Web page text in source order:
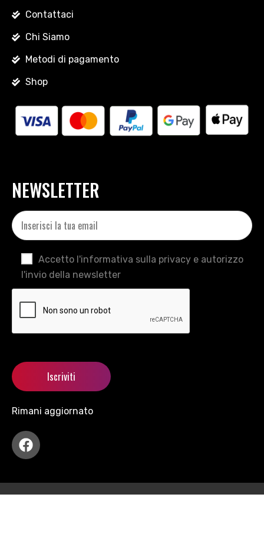
Contattaci
Chi Siamo
Metodi di pagamento
Shop
NEWSLETTER
Accetto l'informativa sulla privacy e autorizzo
l'invio della newsletter
Rimani aggiornato